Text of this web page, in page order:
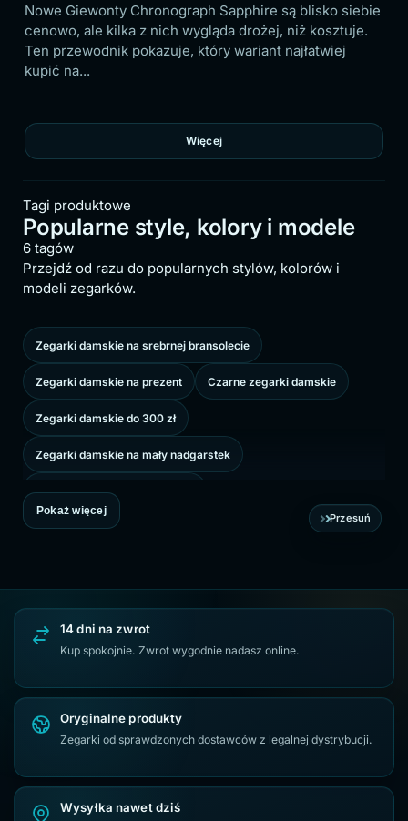
Chronograph Sapphire są blisko siebie
z nich wygląda drożej, niż kosztuje.
pokazuje, który wariant najłatwiej
W budżecie do
dobrze wygląda
porządkuje pięć
Przesuń
Tagi produktowe
Popularne style, kolory i modele
6 tagów
Przejdź od razu do popularnych stylów, kolorów i
modeli zegarków.
Zegarki damskie na srebrnej bransolecie
Zegarki damskie na prezent Czarne zegarki damskie
Zegarki damskie do 300 zł
Zegarki damskie na mały nadgarstek
Zegarki damskie z cyrkoniami
Pokaż więcej
14 dni na zwrot
Kup spokojnie. Zwrot wygodnie nadasz online.
Oryginalne produkty
Zegarki od sprawdzonych dostawców z legalnej dystrybucji.
Wysyłka nawet dziś